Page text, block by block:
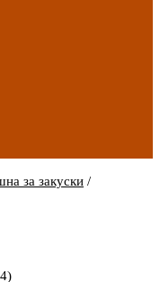
за закуски /